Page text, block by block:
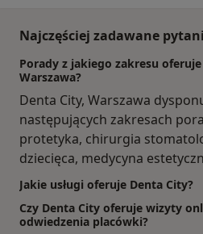
Najczęściej zadawane
Porady z jakiego zakresu
Warszawa?
Denta City, Warszawa
następujących zakresach
protetyka, chirurgia
dziecięca, medycyna
Jakie usługi oferuje Denta City?
Czy Denta City oferuje wizyty
odwiedzenia placówki?